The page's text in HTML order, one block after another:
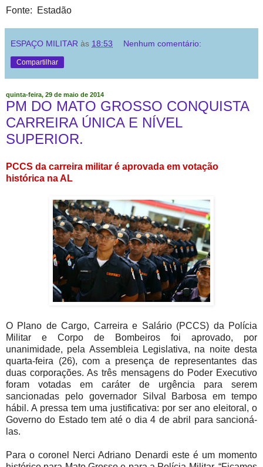
Fonte: Estadão
ESPAÇO MILITAR às 18:53 Nenhum comentário:
Compartilhar
quinta-feira, 29 de maio de 2014
PM DO MATO GROSSO CONQUISTA
CARREIRA ÚNICA E NÍVEL
SUPERIOR.
PCCS da carreira militar é aprovada em votação
histórica na AL
O Plano de Cargo, Carreira e Salário (PCCS) da Polícia
Militar e Corpo de Bombeiros foi aprovado, por
unanimidade, pela Assembleia Legislativa, na noite desta
quarta-feira (26), com a presença de representantes das
duas corporações. As três mensagens do Poder Executivo
foram votadas em caráter de urgência para serem
sancionadas pelo governador Silval Barbosa em tempo
hábil. A pressa tem uma justificativa: por ser ano eleitoral, o
Governo do Estado tem até o dia 4 de abril para sancioná-
las.
Para o coronel Nerci Adriano Denardi este é um momento